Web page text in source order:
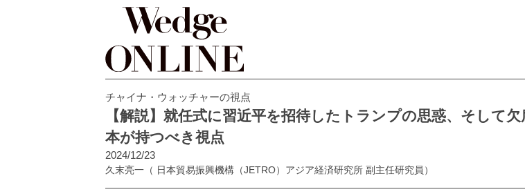
チャイナ・ウォッチャーの視点
【解説】就任式に習近平を招待したトランプの思惑、そして
本が持つべき視点
2024/12/23
久末亮一 （ 日本貿易振興機構（JETRO）アジア経済研究所 副主任研究員）